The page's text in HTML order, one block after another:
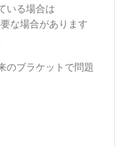
いる場合は
な場合があります
のブラケットで問題